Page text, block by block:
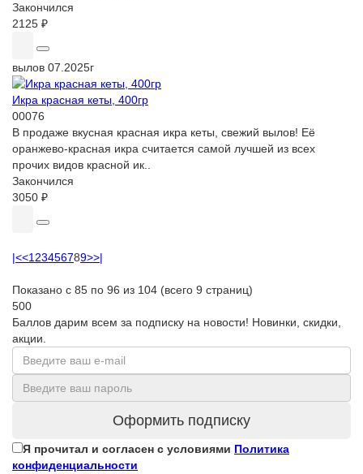
Закончился
2125 ₽
вылов 07.2025г
Икра красная кеты, 400гр
00076
В продаже вкусная красная икра кеты, свежий вылов! Её
оранжево-красная икра считается самой лучшей из всех
прочих видов красной ик..
Закончился
3050 ₽
|<<123456789>>|
Показано с 85 по 96 из 104 (всего 9 страниц)
500
Баллов дарим всем за подписку на новости! Новинки, скидки,
акции.
Оформить подписку
Я прочитал и согласен с условиями Политика
конфиденциальности